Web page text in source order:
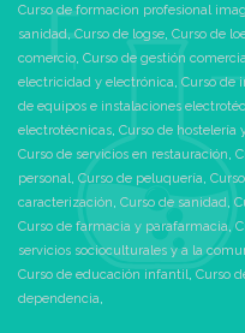
Curso de formacion profesional
sanidad,Curso de logse, Curso de
comercio, Curso de gestión
electricidad y electrónica, Curso de
de equipos e instalaciones
electrotécnicas, Curso de hostelería
Curso de servicios en restauración,
personal, Curso de peluquería,
caracterización, Curso de sanidad,
Curso de farmacia y parafarmacia,
servicios socioculturales y a la
Curso de educación infantil, Curso
dependencia,